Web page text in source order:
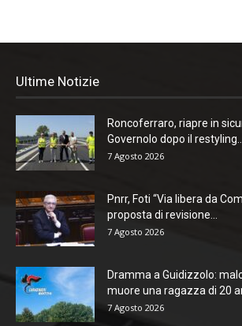
Ultime Notizie
Roncoferraro, riapre in
Governolo dopo il restyling...
7 Agosto 2026
Pnrr, Foti “Via libera da
proposta di revisione...
7 Agosto 2026
Dramma a Guidizzolo:
muore una ragazza di 20
7 Agosto 2026